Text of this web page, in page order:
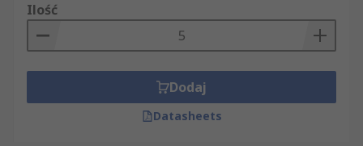
Ilość
Dodaj
Datasheets